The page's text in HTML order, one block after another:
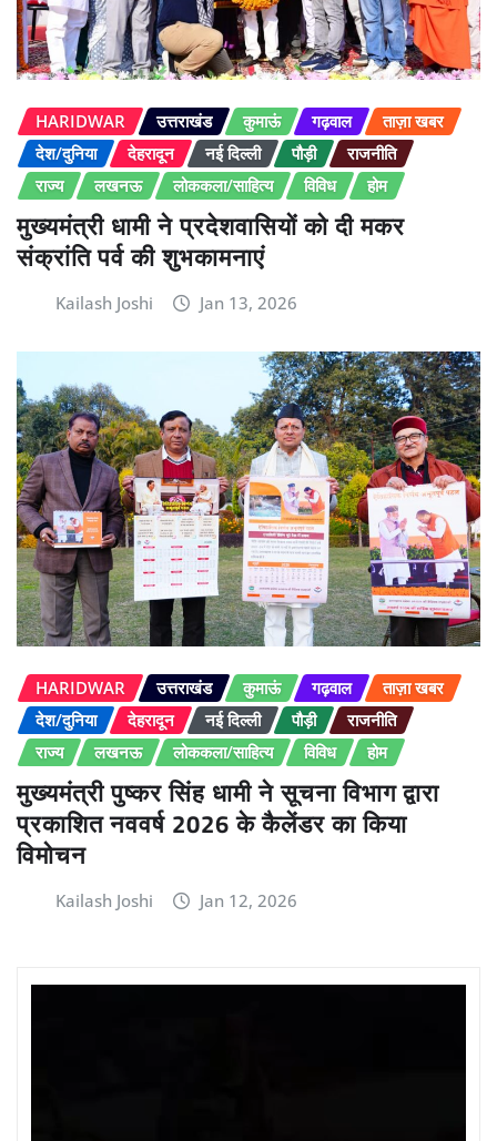
HARIDWAR उत्तराखंड कुमाऊं गढ़वाल
ताज़ा खबर
देश/दुनिया
देहरादून नई दिल्ली पौड़ी
राजनीति
राज्य
लखनऊ लोककला/साहित्य विविध होम
मुख्यमंत्री धामी ने प्रदेशवासियों को दी मकर
संक्रांति पर्व की शुभकामनाएं
Kailash Joshi Jan 13, 2026
HARIDWAR उत्तराखंड कुमाऊं गढ़वाल
ताज़ा खबर
देश/दुनिया
देहरादून नई दिल्ली पौड़ी
राजनीति
राज्य
लखनऊ लोककला/साहित्य विविध होम
मुख्यमंत्री पुष्कर सिंह धामी ने सूचना विभाग द्वारा
प्रकाशित नववर्ष 2026 के कैलेंडर का किया
विमोचन
Kailash Joshi Jan 12, 2026